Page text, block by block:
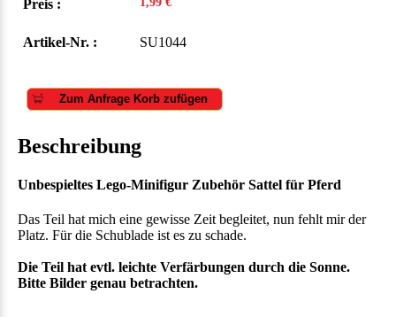
Preis :
Artikel-Nr. : SU1044
Zum Anfrage Korb zufügen
Beschreibung
Unbespieltes Lego-Minifigur Zubehör Sattel für Pferd
Das Teil hat mich eine gewisse Zeit begleitet, nun fehlt mir der
Platz. Für die Schublade ist es zu schade.
Die Teil hat evtl. leichte Verfärbungen durch die Sonne.
Bitte Bilder genau betrachten.